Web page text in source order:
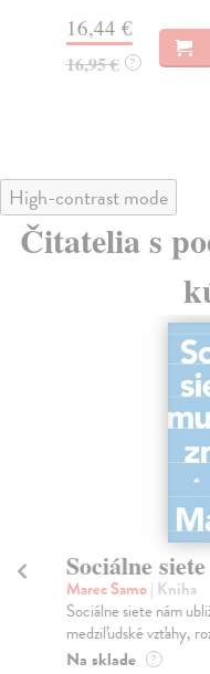
16,44 €
16,95 € ?
High-contrast mode
Čitatelia s
Sociálne
Marec Samo| Kniha
Sociálne siete nám
medziľudské vzťahy,
Na sklade ?